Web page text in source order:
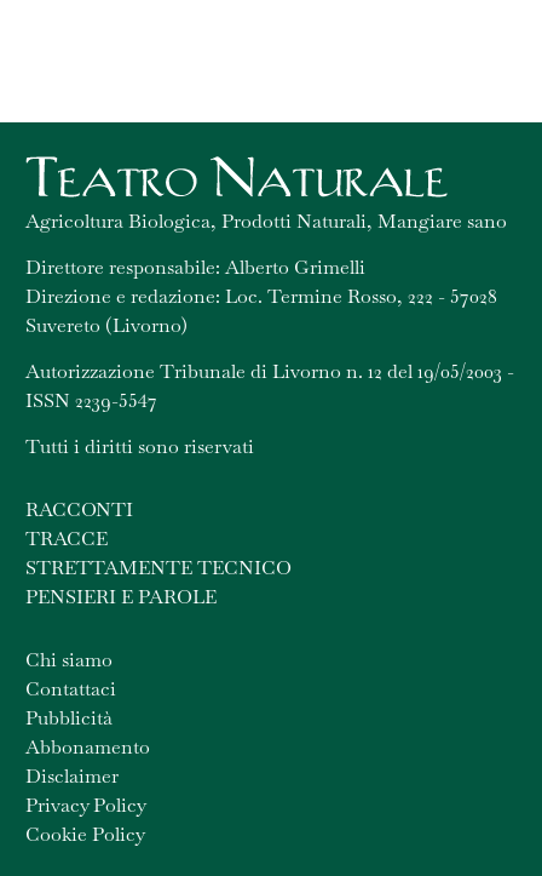
Agricoltura Biologica, Prodotti Naturali, Mangiare sano
Direttore responsabile: Alberto Grimelli
Direzione e redazione: Loc. Termine Rosso, 222 - 57028
Suvereto (Livorno)
Autorizzazione Tribunale di Livorno n. 12 del 19/05/2003 -
ISSN 2239-5547
Tutti i diritti sono riservati
RACCONTI
TRACCE
STRETTAMENTE TECNICO
PENSIERI E PAROLE
Chi siamo
Contattaci
Pubblicità
Abbonamento
Disclaimer
Privacy Policy
Cookie Policy